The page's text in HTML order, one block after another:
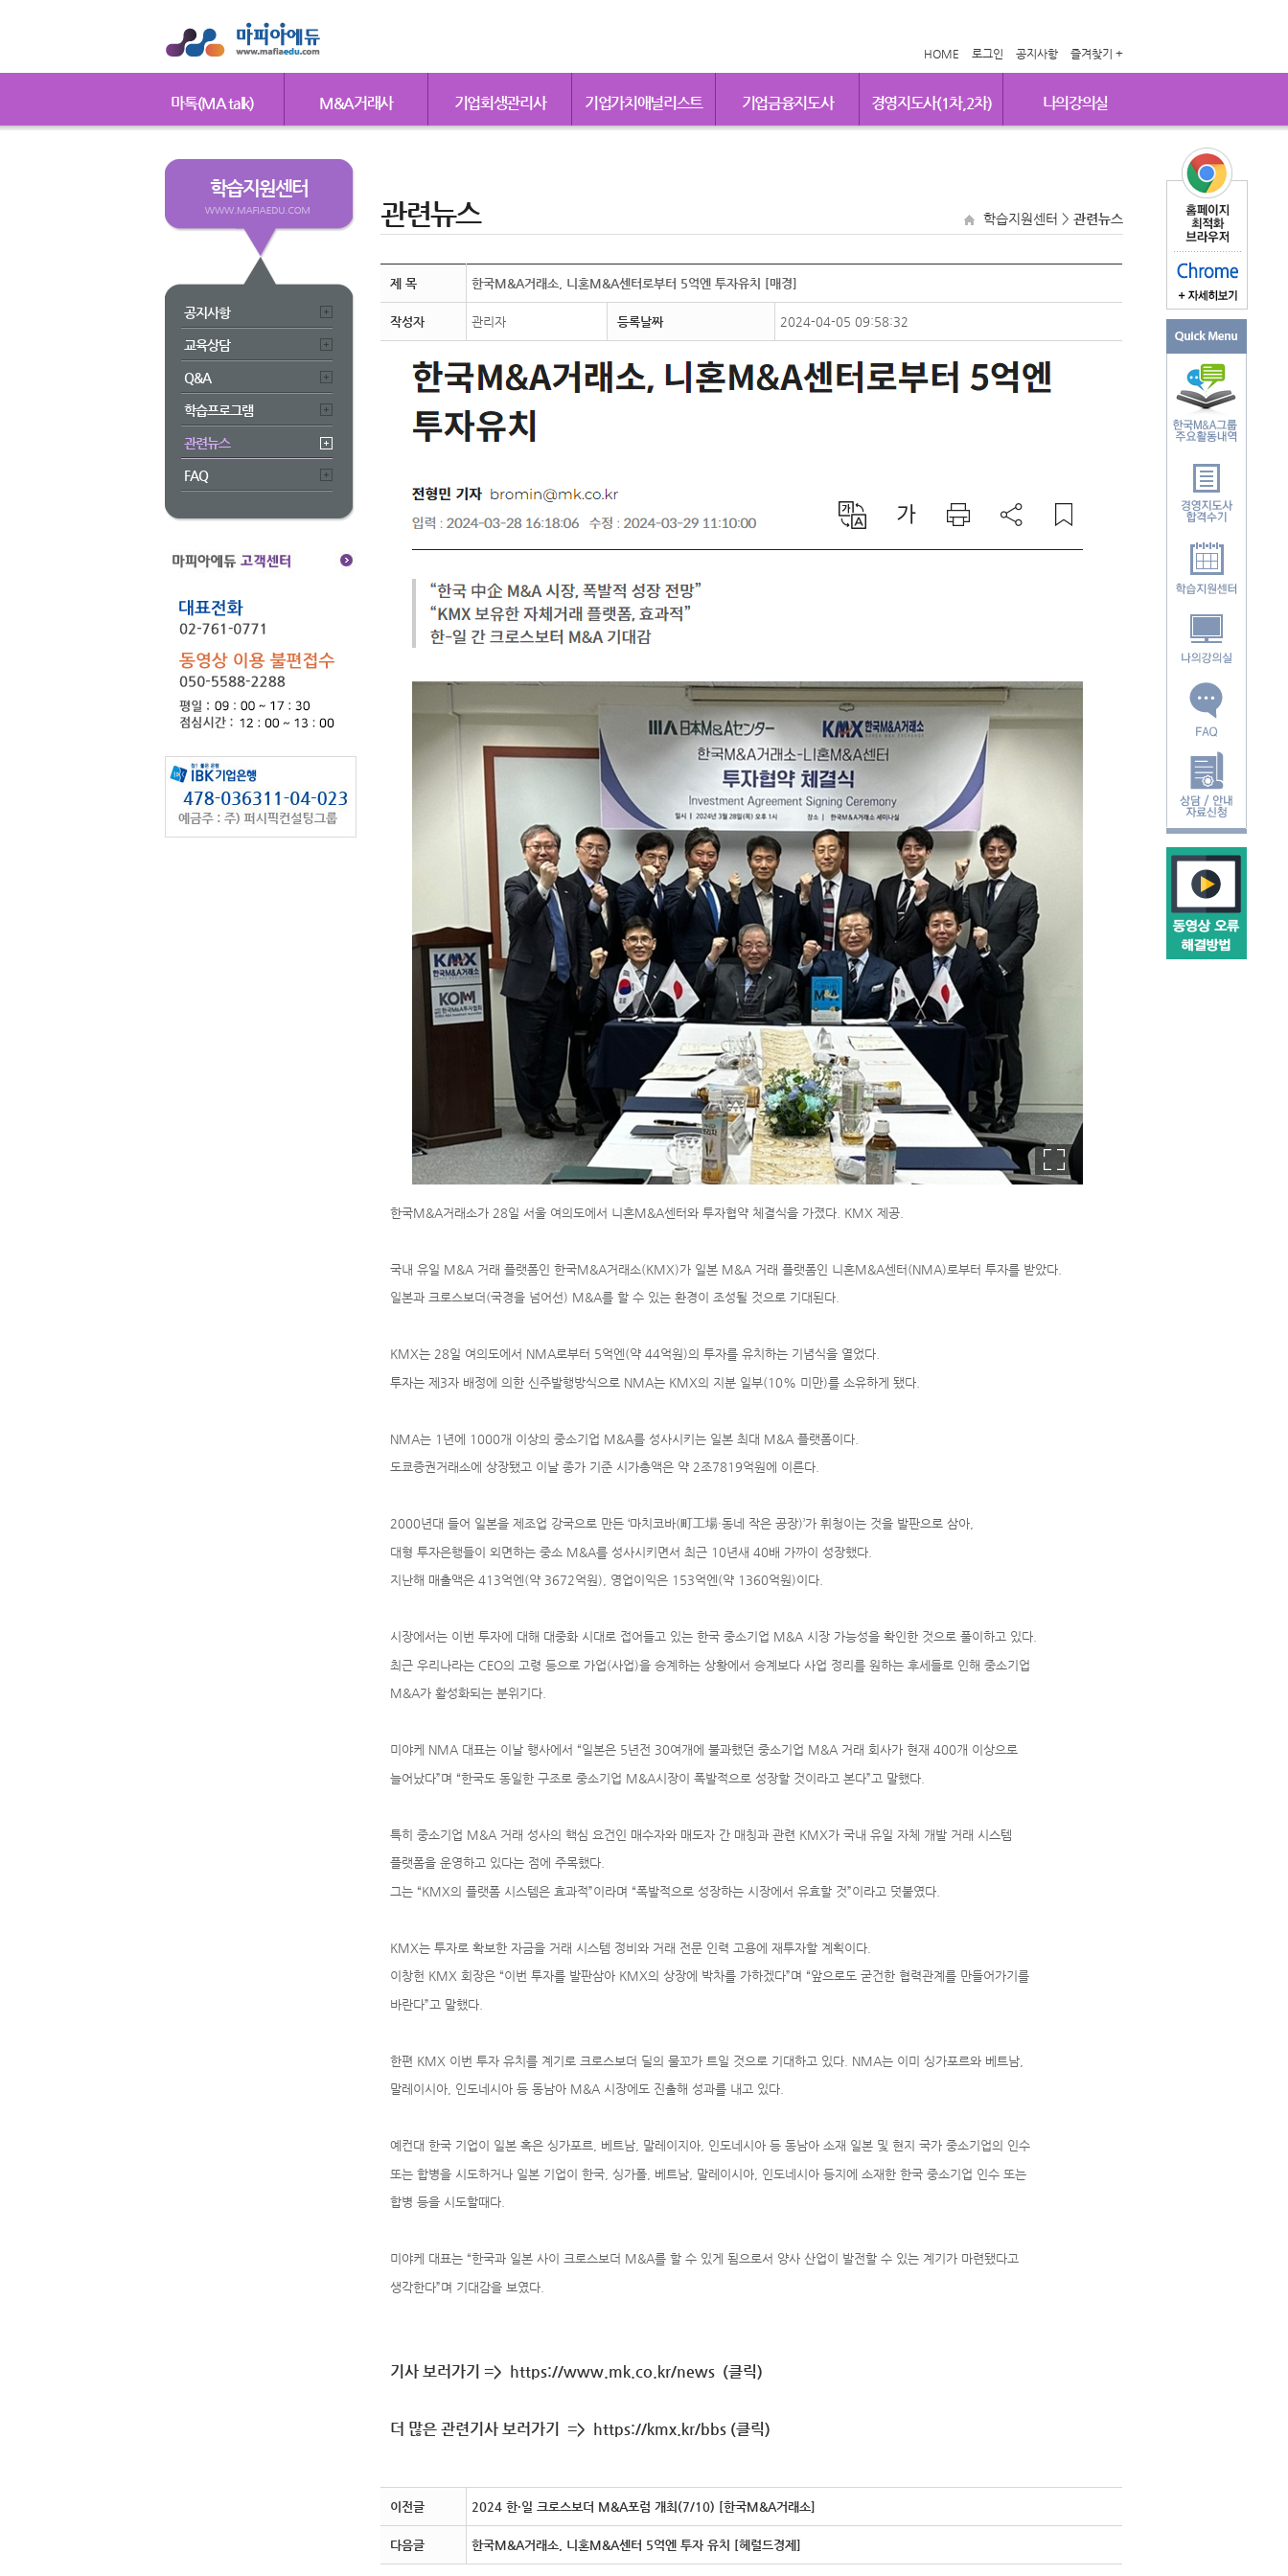
HOME 로그인 공지사항 즐겨찾기 +
마톡(MA talk) M&A거래사 기업회생관리사 기업가치애널리스트 기업금융지도사 경영지도사(1차,2차) 나의강의실
학습지원센터 > 관련뉴스
학습지원센터
공지사항
교육상담
Q&A
학습프로그램
관련뉴스
FAQ
관련뉴스
제 목 한국M&A거래소, 니혼M&A센터로부터 5억엔 투자유치 [매경]
작성자 관리자 등록날짜 2024-04-05 09:58:32
한국M&A거래소가 28일 서울 여의도에서 니혼M&A센터와 투자협약 체결식을 가졌다. KMX 제공.
국내 유일 M&A 거래 플랫폼인 한국M&A거래소(KMX)가 일본 M&A 거래 플랫폼인 니혼M&A센터(NMA)로부터 투자를 받았다.
일본과 크로스보더(국경을 넘어선) M&A를 할 수 있는 환경이 조성될 것으로 기대된다.
KMX는 28일 여의도에서 NMA로부터 5억엔(약 44억원)의 투자를 유치하는 기념식을 열었다.
투자는 제3자 배정에 의한 신주발행방식으로 NMA는 KMX의 지분 일부(10% 미만)를 소유하게 됐다.
NMA는 1년에 1000개 이상의 중소기업 M&A를 성사시키는 일본 최대 M&A 플랫폼이다.
도쿄증권거래소에 상장됐고 이날 종가 기준 시가총액은 약 2조7819억원에 이른다.
2000년대 들어 일본을 제조업 강국으로 만든 ‘마치코바(町工場·동네 작은 공장)’가 휘청이는 것을 발판으로 삼아,
대형 투자은행들이 외면하는 중소 M&A를 성사시키면서 최근 10년새 40배 가까이 성장했다.
지난해 매출액은 413억엔(약 3672억원), 영업이익은 153억엔(약 1360억원)이다.
시장에서는 이번 투자에 대해 대중화 시대로 접어들고 있는 한국 중소기업 M&A 시장 가능성을 확인한 것으로 풀이하고 있다.
최근 우리나라는 CEO의 고령 등으로 가업(사업)을 승계하는 상황에서 승계보다 사업 정리를 원하는 후세들로 인해 중소기업
M&A가 활성화되는 분위기다.
미야케 NMA 대표는 이날 행사에서 “일본은 5년전 30여개에 불과했던 중소기업 M&A 거래 회사가 현재 400개 이상으로
늘어났다”며 “한국도 동일한 구조로 중소기업 M&A시장이 폭발적으로 성장할 것이라고 본다”고 말했다.
특히 중소기업 M&A 거래 성사의 핵심 요건인 매수자와 매도자 간 매칭과 관련 KMX가 국내 유일 자체 개발 거래 시스템
플랫폼을 운영하고 있다는 점에 주목했다.
그는 “KMX의 플랫폼 시스템은 효과적”이라며 “폭발적으로 성장하는 시장에서 유효할 것”이라고 덧붙였다.
KMX는 투자로 확보한 자금을 거래 시스템 정비와 거래 전문 인력 고용에 재투자할 계획이다.
이창헌 KMX 회장은 “이번 투자를 발판삼아 KMX의 상장에 박차를 가하겠다”며 “앞으로도 굳건한 협력관계를 만들어가기를
바란다”고 말했다.
한편 KMX 이번 투자 유치를 계기로 크로스보더 딜의 물꼬가 트일 것으로 기대하고 있다. NMA는 이미 싱가포르와 베트남,
말레이시아, 인도네시아 등 동남아 M&A 시장에도 진출해 성과를 내고 있다.
예컨대 한국 기업이 일본 혹은 싱가포르, 베트남, 말레이지아, 인도네시아 등 동남아 소재 일본 및 현지 국가 중소기업의 인수
또는 합병을 시도하거나 일본 기업이 한국, 싱가폴, 베트남, 말레이시아, 인도네시아 등지에 소재한 한국 중소기업 인수 또는
합병 등을 시도할때다.
미야케 대표는 “한국과 일본 사이 크로스보더 M&A를 할 수 있게 됨으로서 양사 산업이 발전할 수 있는 계기가 마련됐다고
생각한다”며 기대감을 보였다.
기사 보러가기 => https://www.mk.co.kr/news (클릭)
더 많은 관련기사 보러가기 => https://kmx.kr/bbs (클릭)
이전글 2024 한·일 크로스보더 M&A포럼 개최(7/10) [한국M&A거래소]
다음글 한국M&A거래소, 니혼M&A센터 5억엔 투자 유치 [헤럴드경제]